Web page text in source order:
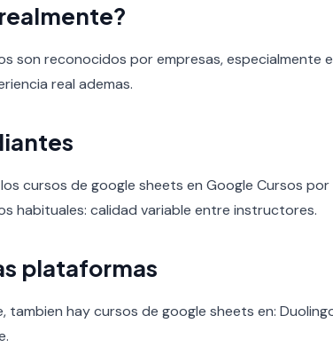
son reconocidos por empresas, especialmente
real ademas.
cursos de google sheets en Google Cursos
habituales: calidad variable entre instructores.
plataformas
hay cursos de google sheets en: